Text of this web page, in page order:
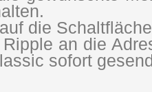
die
an die
sofort